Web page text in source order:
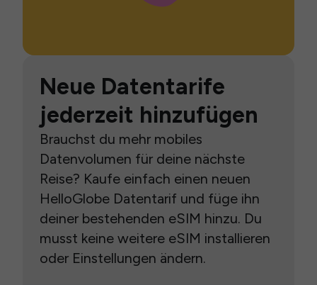
Neue Datentarife
jederzeit hinzufügen
Brauchst du mehr mobiles
Datenvolumen für deine nächste
Reise? Kaufe einfach einen neuen
HelloGlobe Datentarif und füge ihn
deiner bestehenden eSIM hinzu. Du
musst keine weitere eSIM installieren
oder Einstellungen ändern.